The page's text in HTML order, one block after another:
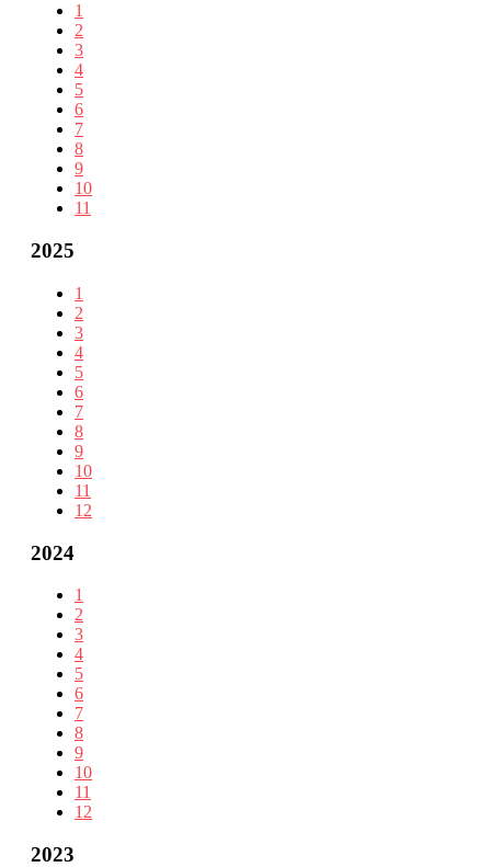
1
2
3
4
5
6
7
8
9
10
11
2025
1
2
3
4
5
6
7
8
9
10
11
12
2024
1
2
3
4
5
6
7
8
9
10
11
12
2023